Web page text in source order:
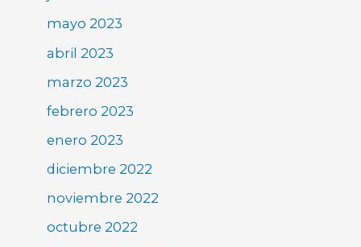
mayo 2023
abril 2023
marzo 2023
febrero 2023
enero 2023
diciembre 2022
noviembre 2022
octubre 2022